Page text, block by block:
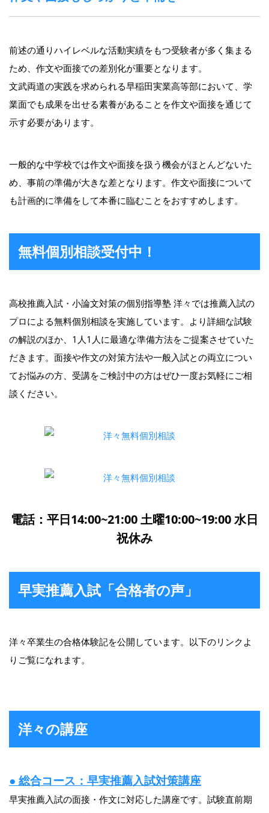
前述の通りハイレベルな活動実績をもつ受験者が多く集まる
ため、作文や面接での差別化が重要となります。
文武両道の実践を求められる早稲田実業高等部において、学
業面でも成果を出せる素養があることを作文や面接を通じて
示す必要があります。
一般的な中学校では作文や面接を扱う機会がほとんどないた
め、事前の準備が大きな差となります。作文や面接について
も計画的に準備をして本番に臨むことをおすすめします。
無料個別相談受付中！
高校推薦入試・小論文対策の個別指導塾 洋々では推薦入試の
プロによる無料個別相談を実施しています。より詳細な試験
の解説のほか、1人1人に最適な準備方法をご提案させていた
だきます。面接や作文の対策方法や一般入試との両立につい
てお悩みの方、受講をご検討中の方はぜひ一度お気軽にご相
談ください。
電話：平日14:00~21:00 土曜10:00~19:00 水日
祝休み
早実推薦入試「合格者の声」
洋々卒業生の合格体験記を公開しています。以下のリンクよ
りご覧になれます。
洋々の講座
● 総合コース：早実推薦入試対策講座
早実推薦入試の面接・作文に対応した講座です。試験直前期